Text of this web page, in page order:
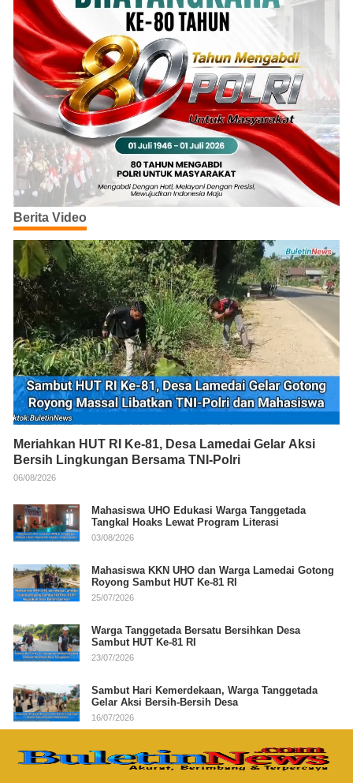
Berita Video
Meriahkan HUT RI Ke-81, Desa Lamedai Gelar Aksi
Bersih Lingkungan Bersama TNI-Polri
06/08/2026
Mahasiswa UHO Edukasi Warga Tanggetada
Tangkal Hoaks Lewat Program Literasi
03/08/2026
Mahasiswa KKN UHO dan Warga Lamedai Gotong
Royong Sambut HUT Ke-81 RI
25/07/2026
Warga Tanggetada Bersatu Bersihkan Desa
Sambut HUT Ke-81 RI
23/07/2026
Sambut Hari Kemerdekaan, Warga Tanggetada
Gelar Aksi Bersih-Bersih Desa
16/07/2026